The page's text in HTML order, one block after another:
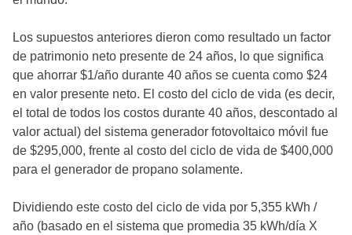
Los supuestos anteriores dieron como resultado un factor
de patrimonio neto presente de 24 años, lo que significa
que ahorrar $1/año durante 40 años se cuenta como $24
en valor presente neto. El costo del ciclo de vida (es decir,
el total de todos los costos durante 40 años, descontado al
valor actual) del sistema generador fotovoltaico móvil fue
de $295,000, frente al costo del ciclo de vida de $400,000
para el generador de propano solamente.
Dividiendo este costo del ciclo de vida por 5,355 kWh /
año (basado en el sistema que promedia 35 kWh/día X